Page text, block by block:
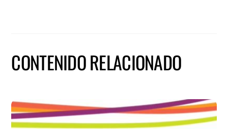
CONTENIDO RELACIONADO